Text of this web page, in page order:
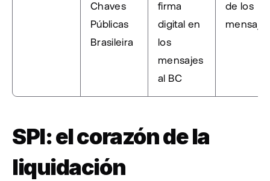
Chaves
Públicas
Brasileira
firma
digital en
los
mensajes
al BC
de los
SPI: el corazón de la
liquidación